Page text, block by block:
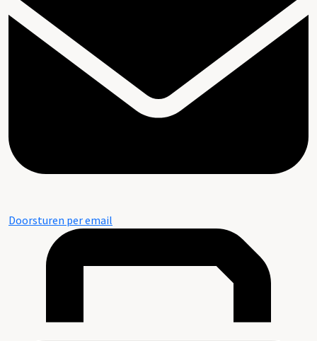
Doorsturen per email